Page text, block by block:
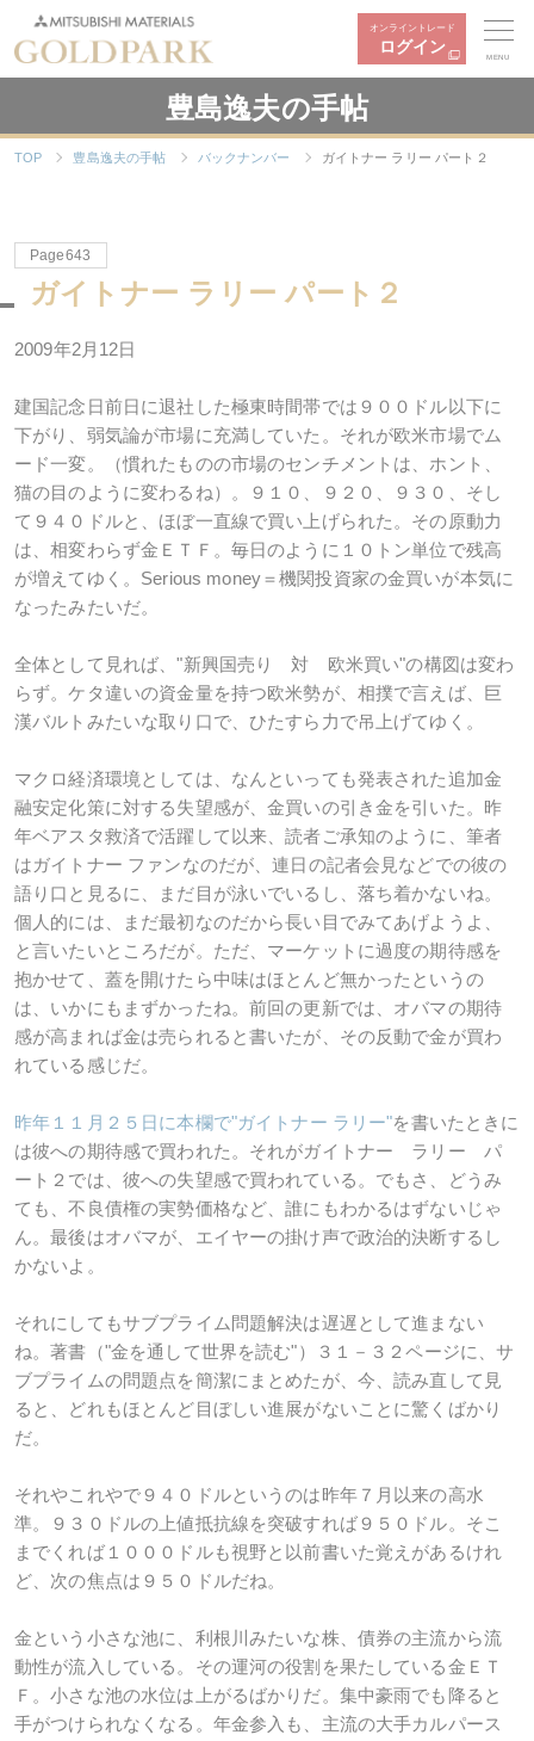
オンライントレード
ログイン
MENU
豊島逸夫の手帖
TOP 豊島逸夫の手帖 バックナンバー ガイトナー ラリー パート２
Page643
ガイトナー ラリー パート２
2009年2月12日
建国記念日前日に退社した極東時間帯では９００ドル以下に
下がり、弱気論が市場に充満していた。それが欧米市場でム
ード一変。（慣れたものの市場のセンチメントは、ホント、
猫の目のように変わるね）。９１０、９２０、９３０、そし
て９４０ドルと、ほぼ一直線で買い上げられた。その原動力
は、相変わらず金ＥＴＦ。毎日のように１０トン単位で残高
が増えてゆく。Serious money＝機関投資家の金買いが本気に
なったみたいだ。
全体として見れば、"新興国売り 対 欧米買い"の構図は変わ
らず。ケタ違いの資金量を持つ欧米勢が、相撲で言えば、巨
漢バルトみたいな取り口で、ひたすら力で吊上げてゆく。
マクロ経済環境としては、なんといっても発表された追加金
融安定化策に対する失望感が、金買いの引き金を引いた。昨
年ベアスタ救済で活躍して以来、読者ご承知のように、筆者
はガイトナー ファンなのだが、連日の記者会見などでの彼の
語り口と見るに、まだ目が泳いでいるし、落ち着かないね。
個人的には、まだ最初なのだから長い目でみてあげようよ、
と言いたいところだが。ただ、マーケットに過度の期待感を
抱かせて、蓋を開けたら中味はほとんど無かったというの
は、いかにもまずかったね。前回の更新では、オバマの期待
感が高まれば金は売られると書いたが、その反動で金が買わ
れている感じだ。
昨年１１月２５日に本欄で"ガイトナー ラリー"を書いたときに
は彼への期待感で買われた。それがガイトナー ラリー パ
ート２では、彼への失望感で買われている。でもさ、どうみ
ても、不良債権の実勢価格など、誰にもわかるはずないじゃ
ん。最後はオバマが、エイヤーの掛け声で政治的決断するし
かないよ。
それにしてもサブプライム問題解決は遅遅として進まない
ね。著書（"金を通して世界を読む"）３１－３２ページに、サ
ブプライムの問題点を簡潔にまとめたが、今、読み直して見
ると、どれもほとんど目ぼしい進展がないことに驚くばかり
だ。
それやこれやで９４０ドルというのは昨年７月以来の高水
準。９３０ドルの上値抵抗線を突破すれば９５０ドル。そこ
までくれば１０００ドルも視野と以前書いた覚えがあるけれ
ど、次の焦点は９５０ドルだね。
金という小さな池に、利根川みたいな株、債券の主流から流
動性が流入している。その運河の役割を果たしている金ＥＴ
Ｆ。小さな池の水位は上がるばかりだ。集中豪雨でも降ると
手がつけられなくなる。年金参入も、主流の大手カルパース